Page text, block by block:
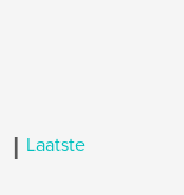
| Laatste